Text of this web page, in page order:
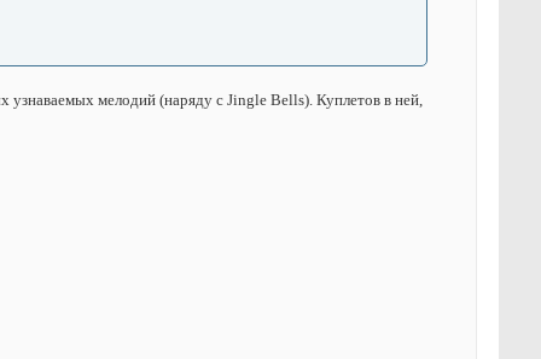
узнаваемых мелодий (наряду с Jingle Bells). Куплетов в ней,